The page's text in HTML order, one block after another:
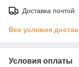
Доставка почтой
Все условия
Условия оплаты